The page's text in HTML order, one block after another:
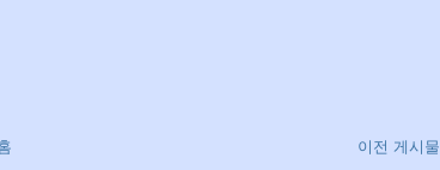
이전 게시물